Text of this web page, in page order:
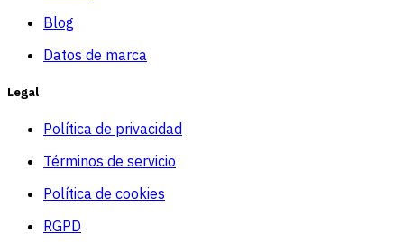
Blog
Datos de marca
Legal
Política de privacidad
Términos de servicio
Política de cookies
RGPD